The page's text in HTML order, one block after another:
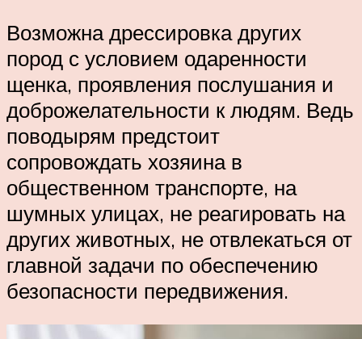
Возможна дрессировка других
пород с условием одаренности
щенка, проявления послушания и
доброжелательности к людям. Ведь
поводырям предстоит
сопровождать хозяина в
общественном транспорте, на
шумных улицах, не реагировать на
других животных, не отвлекаться от
главной задачи по обеспечению
безопасности передвижения.